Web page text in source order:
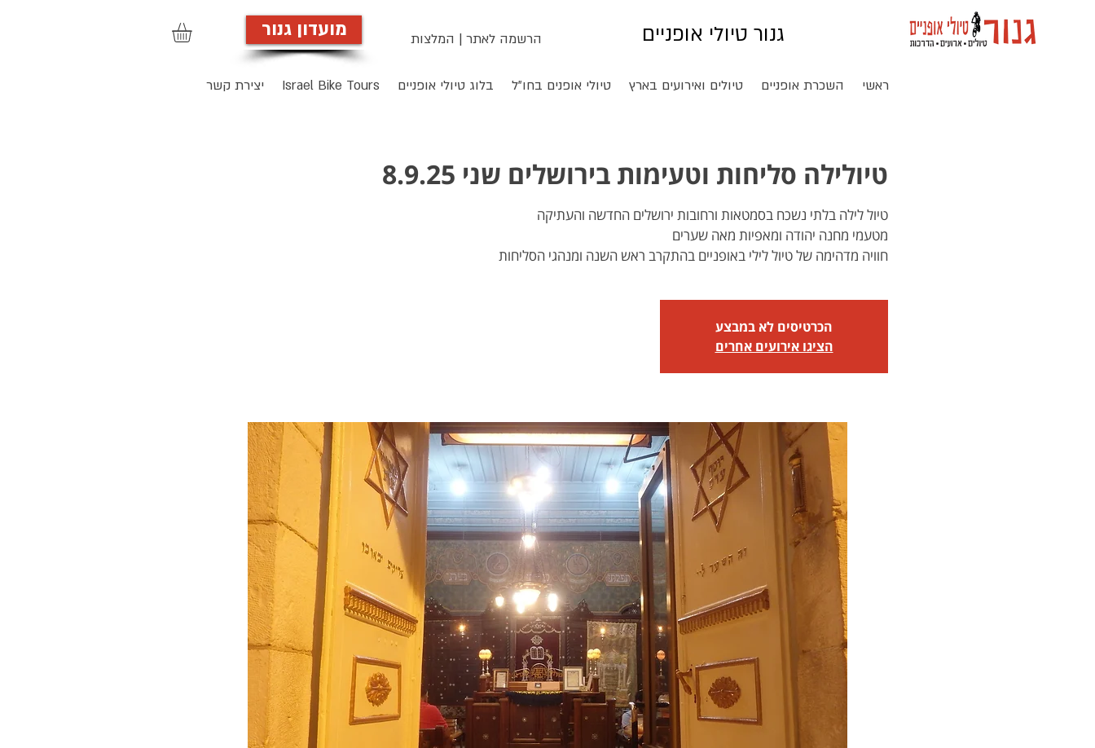
מועדון גנור הרשמה לאתר | המלצות גנור טיולי אופניים
ראשי השכרת אופניים טיולים ואירועים בארץ טיולי אופנים בחו"ל בלוג טיולי אופניים Israel Bike Tours יצירת קשר
טיולילה סליחות וטעימות בירושלים שני 8.9.25
חוויה מדהימה של טיול לילי באופניים בהתקרב ראש השנה ומנהגי הסליחות
הכרטיסים לא במבצע
הציגו אירועים אחרים